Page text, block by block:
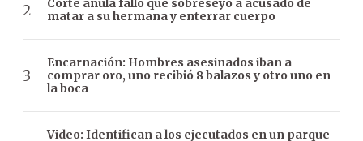
Corte anula fallo que sobreseyó a acusado de
matar a su hermana y enterrar cuerpo
Encarnación: Hombres asesinados iban a
comprar oro, uno recibió 8 balazos y otro uno en
la boca
Video: Identifican a los ejecutados en un parque